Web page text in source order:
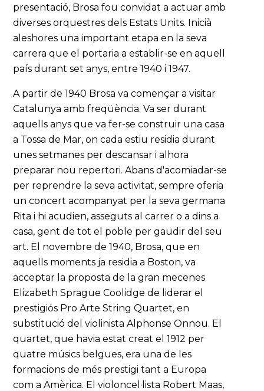
presentació, Brosa fou convidat a actuar amb
diverses orquestres dels Estats Units. Inicià
aleshores una important etapa en la seva
carrera que el portaria a establir-se en aquell
país durant set anys, entre 1940 i 1947.
A partir de 1940 Brosa va començar a visitar
Catalunya amb freqüència. Va ser durant
aquells anys que va fer-se construir una casa
a Tossa de Mar, on cada estiu residia durant
unes setmanes per descansar i alhora
preparar nou repertori. Abans d'acomiadar-se
per reprendre la seva activitat, sempre oferia
un concert acompanyat per la seva germana
Rita i hi acudien, asseguts al carrer o a dins a
casa, gent de tot el poble per gaudir del seu
art. El novembre de 1940, Brosa, que en
aquells moments ja residia a Boston, va
acceptar la proposta de la gran mecenes
Elizabeth Sprague Coolidge de liderar el
prestigiós Pro Arte String Quartet, en
substitució del violinista Alphonse Onnou. El
quartet, que havia estat creat el 1912 per
quatre músics belgues, era una de les
formacions de més prestigi tant a Europa
com a Amèrica. El violoncel·lista Robert Maas,